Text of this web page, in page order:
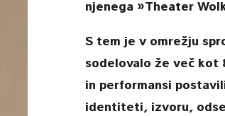
njenega »Theater
S tem je v omrežju
sodelovalo že več kot
in performansi
identiteti, izvoru,